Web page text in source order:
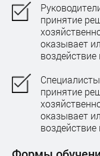
принятие
оказывает
принятие
оказывает